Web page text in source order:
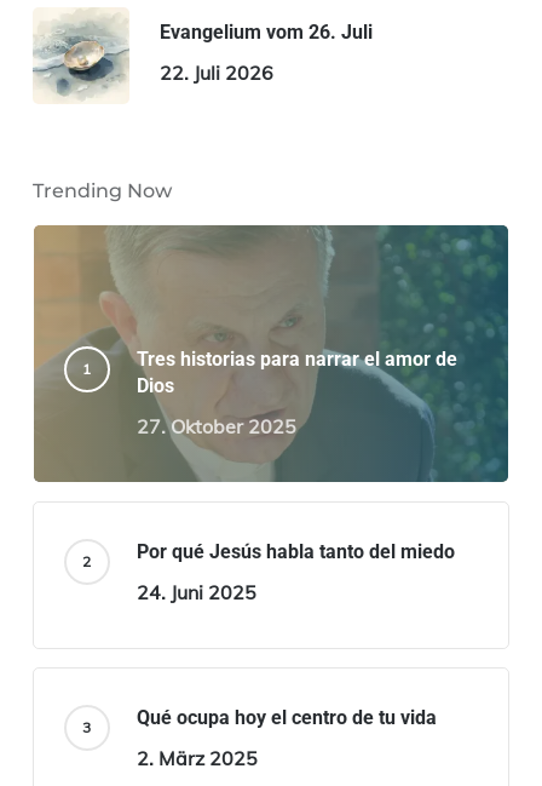
Evangelium vom 26. Juli
22. Juli 2026
Trending Now
Tres historias para narrar el amor de
Dios
27. Oktober 2025
Por qué Jesús habla tanto del miedo
24. Juni 2025
Qué ocupa hoy el centro de tu vida
2. März 2025